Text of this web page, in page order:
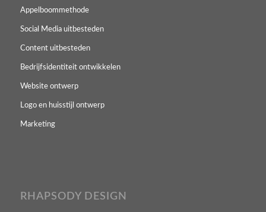
Appelboommethode
Social Media uitbesteden
Content uitbesteden
Bedrijfsidentiteit ontwikkelen
Website ontwerp
Logo en huisstijl ontwerp
Marketing
RHAPSODY DESIGN